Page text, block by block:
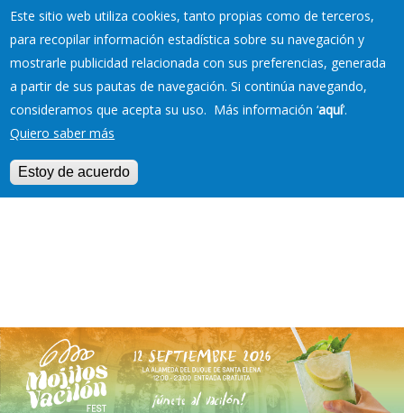
Este sitio web utiliza cookies, tanto propias como de terceros,
para recopilar información estadística sobre su navegación y
mostrarle publicidad relacionada con sus preferencias, generada
a partir de sus pautas de navegación. Si continúa navegando,
consideramos que acepta su uso. Más información ‘aquí’.
Quiero saber más
Estoy de acuerdo
RESERVAS EN TU
PLAYA